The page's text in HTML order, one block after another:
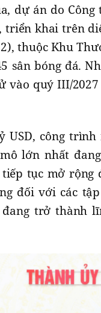
dự án do
triển khai trên
thuộc Khu
sân bóng đá.
vào quý III/
công
lớn nhất
tục mở rộng
đối với các
trở thành